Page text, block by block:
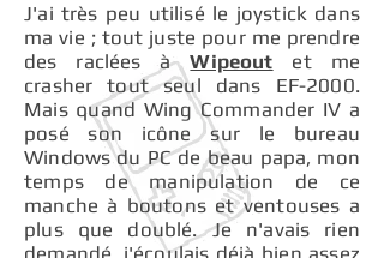
J'ai très peu utilisé le joystick dans
ma vie ; tout juste pour me prendre
des raclées àWipeout et me
crasher tout seul dans EF-2000.
Mais quand Wing Commander IV a
posé son icône sur le bureau
Windows du PC de beau papa, mon
temps de manipulation de ce
manche à boutons et ventouses a
plus que doublé. Je n'avais rien
demandé, j'écoulais déjà bien assez